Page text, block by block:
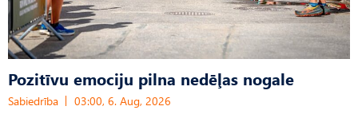
Pozitīvu emociju pilna nedēļas nogale
Sabiedrība 03:00, 6. Aug, 2026